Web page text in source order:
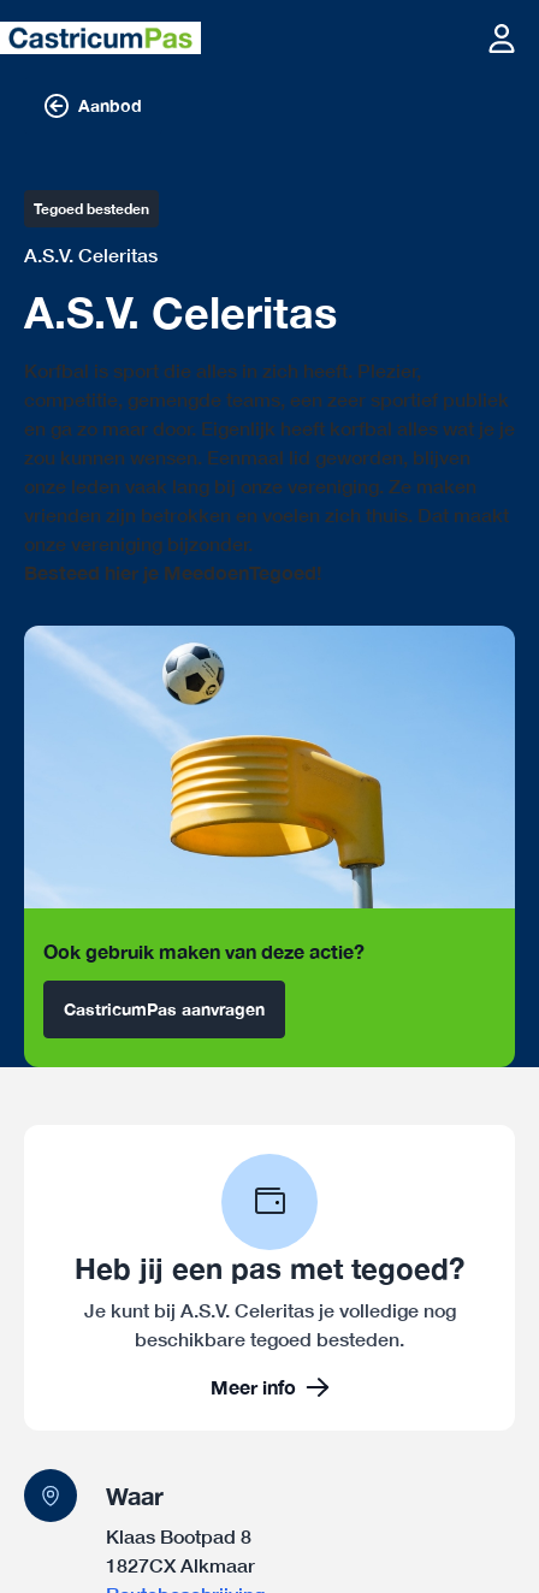
Aanbod
Tegoed besteden
A.S.V. Celeritas
A.S.V. Celeritas
Korfbal is sport die alles in zich heeft. Plezier,
competitie, gemengde teams, een zeer sportief publiek
en ga zo maar door. Eigenlijk heeft korfbal alles wat je je
zou kunnen wensen. Eenmaal lid geworden, blijven
onze leden vaak lang bij onze vereniging. Ze maken
vrienden zijn betrokken en voelen zich thuis. Dat maakt
onze vereniging bijzonder.
Besteed hier je MeedoenTegoed!
Ook gebruik maken van deze actie?
CastricumPas aanvragen
Heb jij een pas met tegoed?
Je kunt bij A.S.V. Celeritas je volledige nog
beschikbare tegoed besteden.
Meer info
Waar
Klaas Bootpad 8
1827CX Alkmaar